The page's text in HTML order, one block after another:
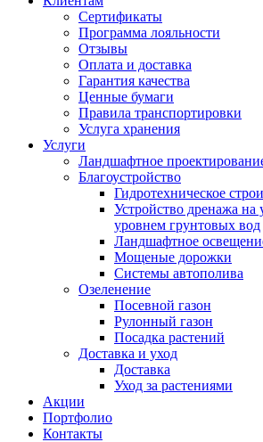
Сертификаты
Программа лояльности
Отзывы
Оплата и доставка
Гарантия качества
Ценные бумаги
Правила транспортировки
Услуга хранения
Услуги
Ландшафтное
Благоустройство
Гидротехническое
Устройство дренажа на
уровнем грунтовых вод
Ландшафтное
Мощеные дорожки
Системы автополива
Озеленение
Посевной газон
Рулонный газон
Посадка растений
Доставка и уход
Доставка
Уход за растениями
Акции
Портфолио
Контакты